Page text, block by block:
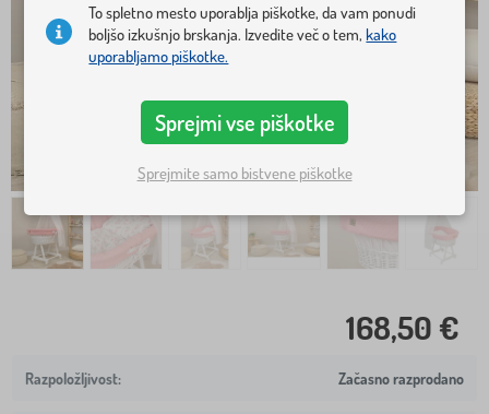
168,50 €
Začasno razprodano
To spletno mesto uporablja piškotke, da vam ponudi
boljšo izkušnjo brskanja. Izvedite več o tem,kako
uporabljamo piškotke.
Sprejmi vse piškotke
Sprejmite samo bistvene piškotke